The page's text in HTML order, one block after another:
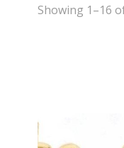
Showing 1–16